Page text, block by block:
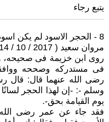
يتبع رجاء
8 - الحجر الاسود لم يكن اسودا بل ابيض 3
مروان سعيد ( 2017 / 10 / 14 - 10:37 )
روى ابن خزيمة فى صحيحه،
فى مستدركه وصححه
رضى الله عنهما قال: قال
وسلم -: -إن لهذا الحجر
يوم القيامة بحق-.
فقد جاء عن عمر رضى الله